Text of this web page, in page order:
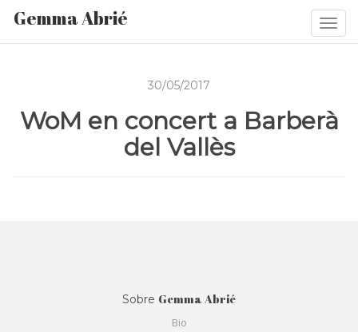
Gemma Abrié
30/05/2017
WoM en concert a Barberà
del Vallès
Sobre Gemma Abrié
Bio